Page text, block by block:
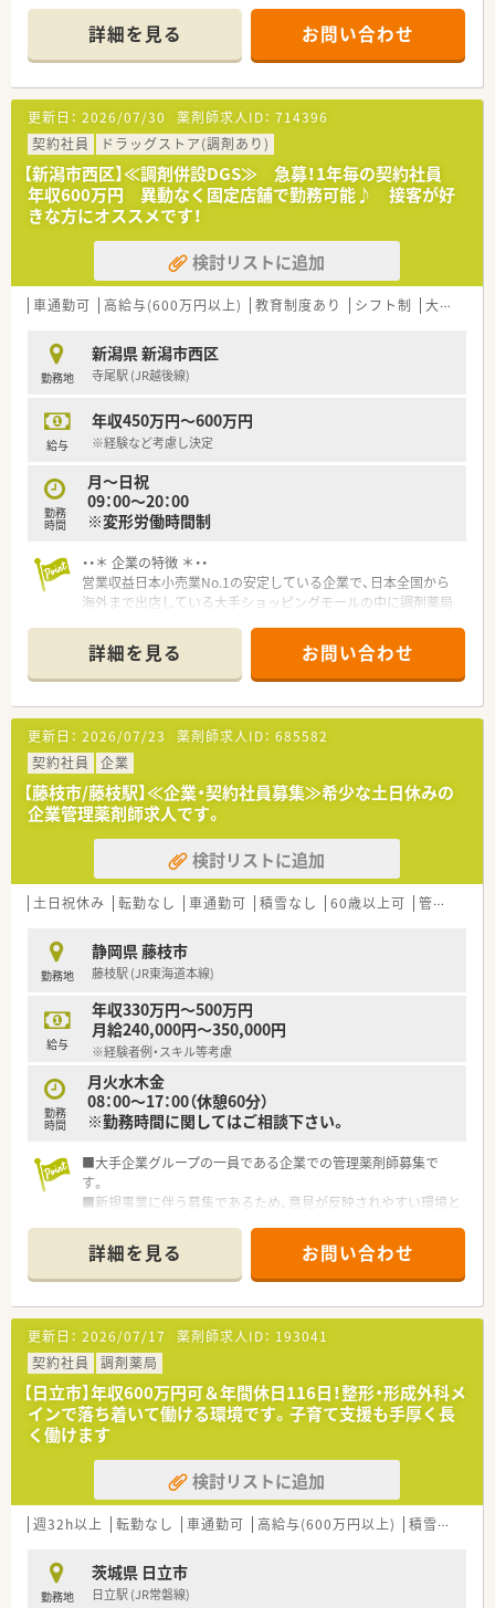
【店舗情報と応需状況について】
■東武東上線の朝霞台駅やJR武蔵野線の北朝霞駅から徒歩10分
ほどの好立地でアクセスが大変便利な職場です。
■根本整形外科の門前薬局であり、整形外科をメインとした処方
箋を1日あたり約50枚ほど応需しています。
■現在は常勤薬剤師1名と非常勤薬剤師1名、さらに事務員が1か
ら2名という体制で店舗を運営しています。
【法人特徴について】
■埼玉県内で地域に根ざした調剤薬局の運営をしており、患者様
の健康を第一に考えたサービスを提供しています。
■医療機関や病院、調剤薬局の経営に関するコンサルタント事業
も展開しているため安定した基盤があります。
■医薬品の販売に留まらず、医療用機器や化粧品から日用雑貨ま
で幅広く取り扱い地域へ貢献する法人です。
【勤務実態について】
■勤務時間は1ヶ月単位の変形労働時間制を採用しており、平日
は9時から19時までの勤務シフトになります。
労働時間制の中で柔軟に対応しています。
■年間休日は122日と豊富に用意されているため、ご自身のプラ
詳細を見る お問い合わせ
更新日： 2026/07/30 薬剤師求人ID： 714396
契約社員
ドラッグストア(調剤あり)
【新潟市西区】≪調剤併設DGS≫ 急募！1年毎の契約社員
年収600万円 異動なく固定店舗で勤務可能♪ 接客が好
きな方にオススメです！
検討リストに追加
車通勤可 高給与(600万円以上) 教育制度あり シフト制 大手チェーン
勤務地
新潟県 新潟市西区
寺尾駅 (JR越後線)
給与
年収450万円～600万円
※経験など考慮し決定
勤務
時間
月～日祝
09：00～20：00
※変形労働時間制
・・＊ 企業の特徴 ＊・・
営業収益日本小売業No.1の安定している企業で、日本全国から
海外まで出店している大手ショッピングモールの中に調剤薬局
■面分業がメインのため、多くの医療機関から処方箋を応需して
いるので、薬の品目数も多く、幅広い知識・スキルを磨くことが
できます。
■OTC併設店だからこそ『健康をトータルでサポート』できま
す。
※赤ちゃんからお年寄りまで健康相談を通じてセルフメディケ
ーション推進に貢献でき、カウンセリング力を身につけられる環
境です。
※在宅医療への取り組みも積極的行っております。
■漢方の取り扱いを促進しており、普通の調剤薬局では扱ってい
ない種類の漢方も勉強できます。
■薬剤師としての専門制はもちろん、多様なキャリアを支援する
システムが整っています。
【例】管理薬剤師・店長・教育担当・エリア責任者・新規事業の立ち
■連続休暇 長期休日20日間制度があり！
連続休暇を1～3回に分けて取得し、年間休日120～125日（長
期休日20日間含む）あるので、ライフワークバランスが充実して
います。
詳細を見る お問い合わせ
更新日： 2026/07/23 薬剤師求人ID： 685582
契約社員
企業
【藤枝市/藤枝駅】≪企業・契約社員募集≫希少な土日休みの
企業管理薬剤師求人です。
検討リストに追加
土日祝休み 転勤なし 車通勤可 積雪なし 60歳以上可 管理薬剤師
勤務地
静岡県 藤枝市
藤枝駅 (JR東海道本線)
給与
年収330万円～500万円
月給240,000円～350,000円
※経験者例・スキル等考慮
勤務
時間
月火水木金
08：00～17：00（休憩60分）
※勤務時間に関してはご相談下さい。
■大手企業グループの一員である企業での管理薬剤師募集で
す。
■新規事業に伴う募集であるため、意見が反映されやすい環境と
詳細を見る お問い合わせ
更新日： 2026/07/17 薬剤師求人ID： 193041
契約社員
調剤薬局
【日立市】年収600万円可＆年間休日116日！整形・形成外科メ
インで落ち着いて働ける環境です。子育て支援も手厚く長
く働けます
検討リストに追加
週32h以上 転勤なし 車通勤可 高給与(600万円以上) 積雪なし
勤務地
茨城県 日立市
日立駅 (JR常磐線)